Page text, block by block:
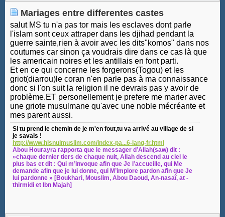
Mariages entre differentes castes
salut MS tu n'a pas tor mais les esclaves dont parle
l'islam sont ceux attraper dans les djihad pendant la
guerre sainte,rien à avoir avec les dits"komos" dans nos
coutumes car sinon ça voudrais dire dans ce cas là que
les americain noires et les antillais en font parti.
Et en ce qui concerne les forgerons(Togou) et les
griot(diarrou)le coran n'en parle pas à ma connaissance
donc si l'on suit la religion il ne devrais pas y avoir de
problème.ET personellement je prefere me marier avec
une griote musulmane qu'avec une noble mécréante et
mes parent aussi.
Si tu prend le chemin de je m'en fout,tu va arrivé au village de si
je savais !
http://www.hisnulmuslim.com/index-pa...6-lang-fr.html
Abou Hourayra rapporta que le messager d’Allah(saw) dit :
»chaque dernier tiers de chaque nuit, Allah descend au ciel le
plus bas et dit : Qui m’invoque afin que Je l’accueille, qui Me
demande afin que je lui donne, qui M’implore pardon afin que Je
lui pardonne » [Boukhari, Mouslim, Abou Daoud, An-nasaî, at -
thirmidi et Ibn Majah]